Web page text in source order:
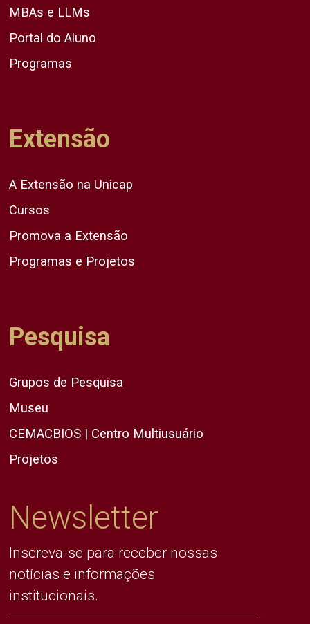
MBAs e LLMs
Portal do Aluno
Programas
Extensão
A Extensão na Unicap
Cursos
Promova a Extensão
Programas e Projetos
Pesquisa
Grupos de Pesquisa
Museu
CEMACBIOS | Centro Multiusuário
Projetos
Newsletter
Inscreva-se para receber nossas
notícias e informações
institucionais.